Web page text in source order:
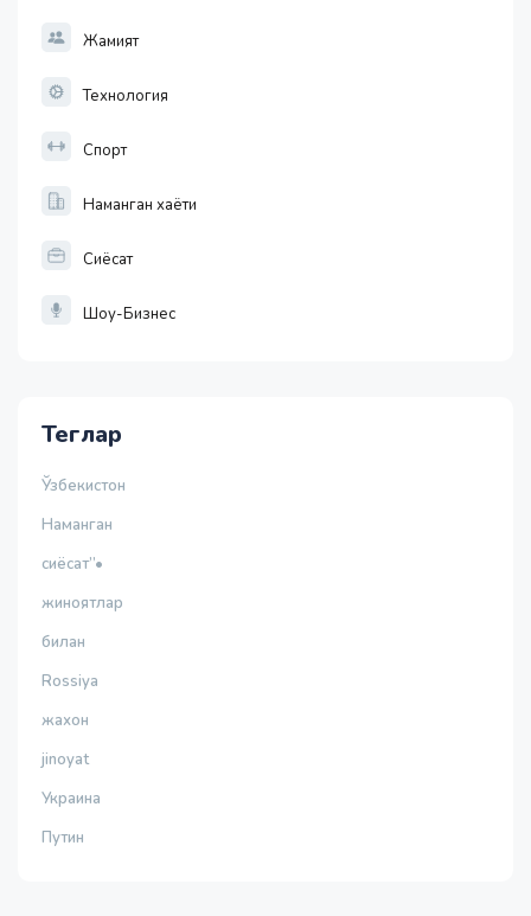
Жамият
Технология
Спорт
Наманган хаёти
Сиёсат
Шоу-Бизнес
Теглар
Ўзбекистон
Наманган
сиёсат”•
жиноятлар
билан
Rossiya
жахон
jinoyat
Украина
Путин